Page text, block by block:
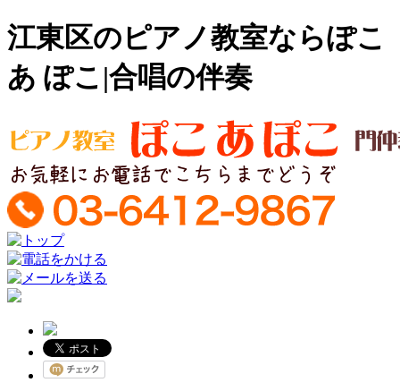
江東区のピアノ教室ならぽこ
あ ぽこ|合唱の伴奏